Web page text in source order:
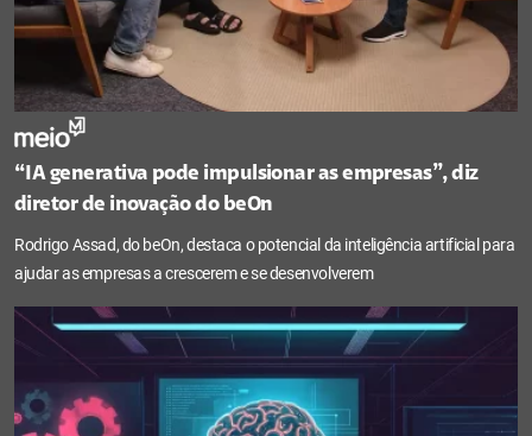
“IA generativa pode impulsionar as empresas”, diz
diretor de inovação do beOn
Rodrigo Assad, do beOn, destaca o potencial da inteligência artificial para
ajudar as empresas a crescerem e se desenvolverem